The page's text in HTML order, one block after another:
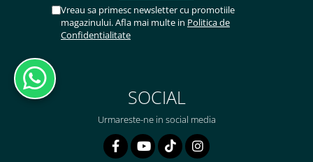
Vreau sa primesc newsletter cu promotiile
magazinului. Afla mai multe in Politica de
Confidentialitate
SOCIAL
Urmareste-ne in social media